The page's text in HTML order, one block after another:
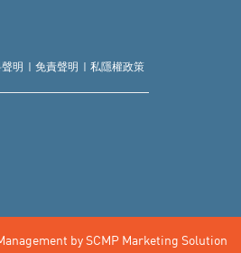
明 免責聲明 私隱權政策
by SCMP Marketing Solution